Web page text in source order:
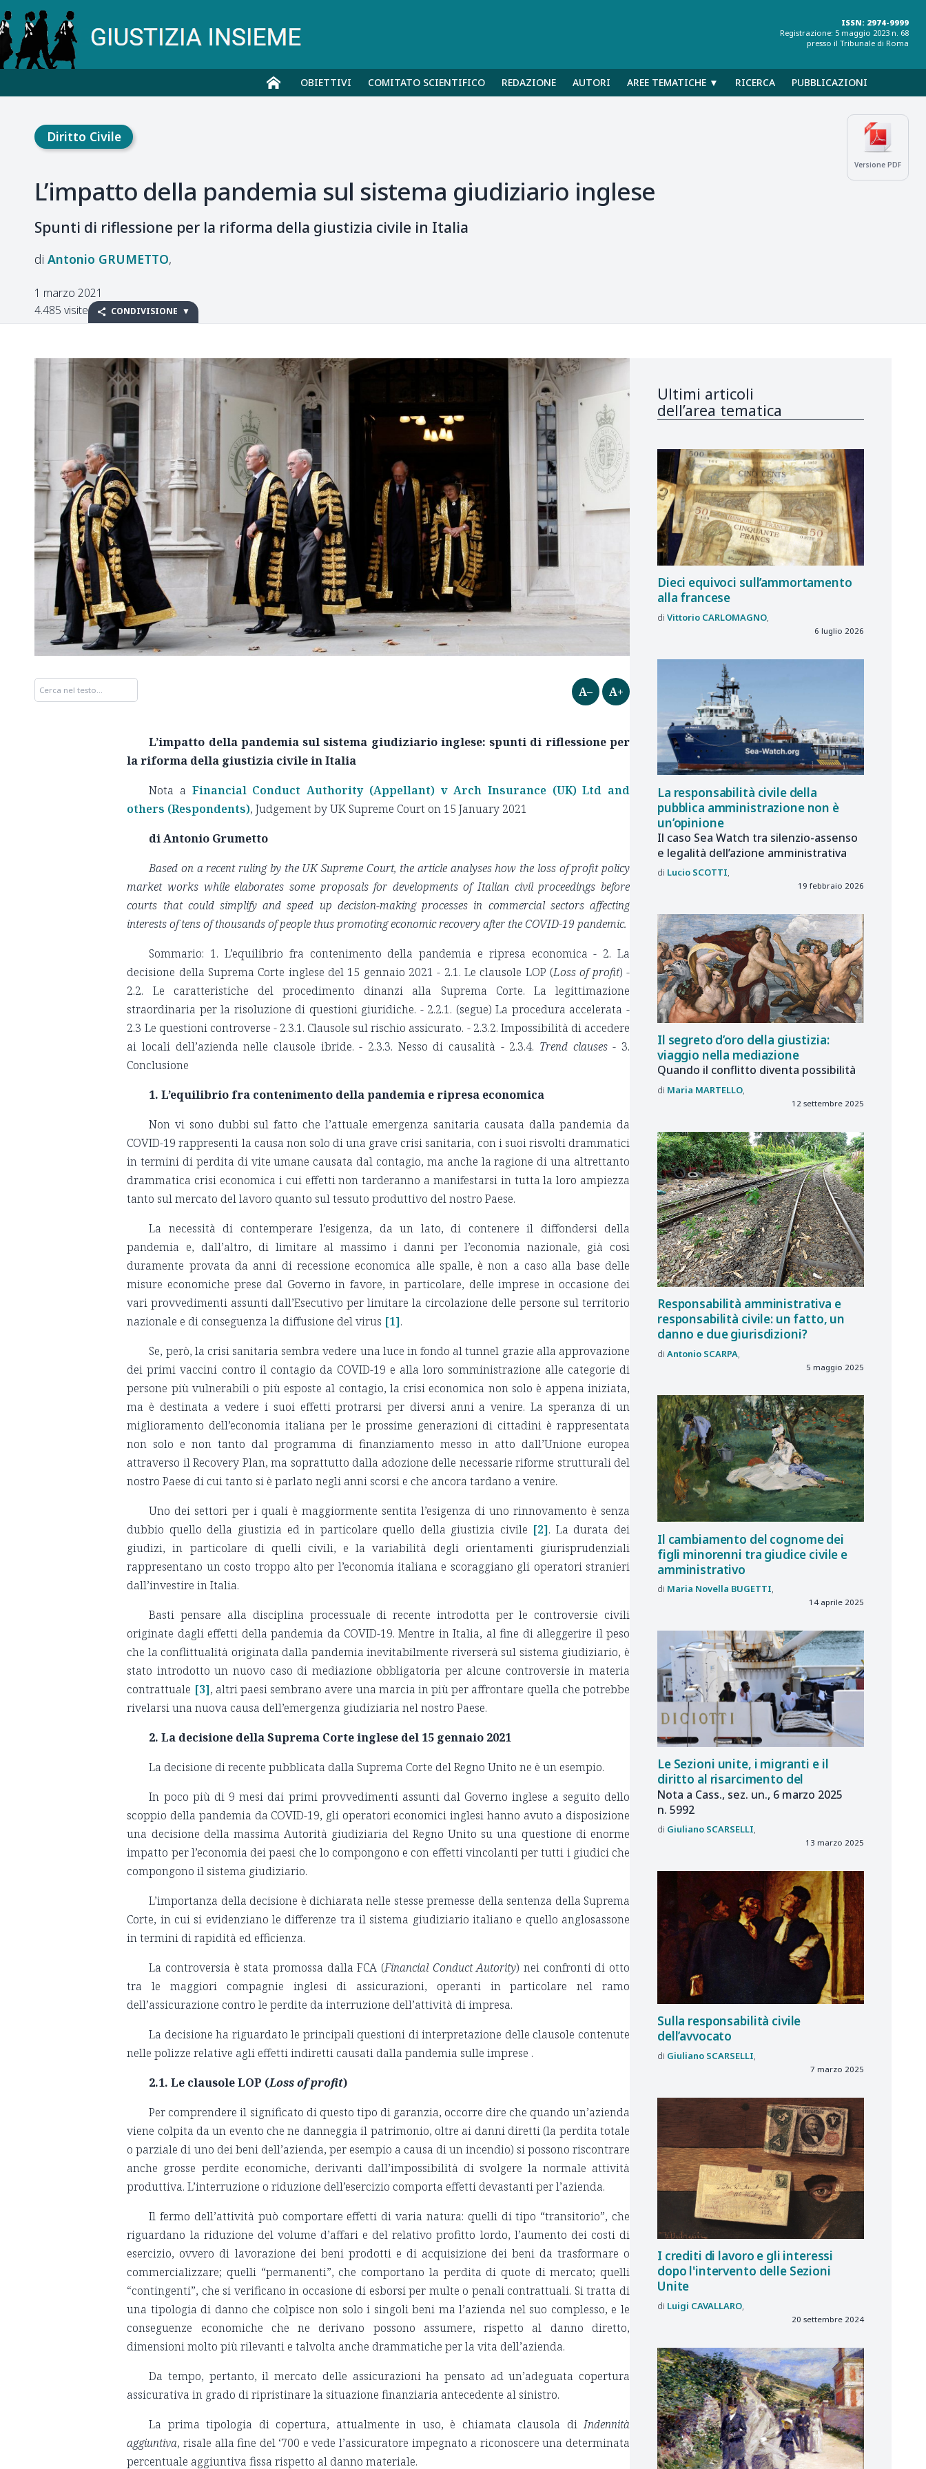
ISSN: 2974-9999
Registrazione: 5 maggio 2023 n. 68
presso il Tribunale di Roma
OBIETTIVI COMITATO SCIENTIFICO REDAZIONE AUTORI AREE TEMATICHE ▼ RICERCA PUBBLICAZIONI
Versione PDF
Diritto Civile
L’impatto della pandemia sul sistema giudiziario inglese
Spunti di riflessione per la riforma della giustizia civile in Italia
Antonio GRUMETTO
1 marzo 2021
4.485 visite
CONDIVISIONE
A– A+
L’impatto della pandemia sul sistema giudiziario inglese: spunti di riflessione per
la riforma della giustizia civile in Italia
Nota a Financial Conduct Authority (Appellant) v Arch Insurance (UK) Ltd and
others (Respondents), Judgement by UK Supreme Court on 15 January 2021
di Antonio Grumetto
Based on a recent ruling by the UK Supreme Court, the article analyses how the loss of profit policy
market works while elaborates some proposals for developments of Italian civil proceedings before
courts that could simplify and speed up decision-making processes in commercial sectors affecting
interests of tens of thousands of people thus promoting economic recovery after the COVID-19 pandemic.
Sommario: 1. L’equilibrio fra contenimento della pandemia e ripresa economica - 2. La
decisione della Suprema Corte inglese del 15 gennaio 2021 - 2.1. Le clausole LOP (Loss of profit) -
2.2. Le caratteristiche del procedimento dinanzi alla Suprema Corte. La legittimazione
straordinaria per la risoluzione di questioni giuridiche. - 2.2.1. (segue) La procedura accelerata -
2.3 Le questioni controverse - 2.3.1. Clausole sul rischio assicurato. - 2.3.2. Impossibilità di accedere
ai locali dell’azienda nelle clausole ibride. - 2.3.3. Nesso di causalità - 2.3.4. Trend clauses- 3.
Conclusione
1. L’equilibrio fra contenimento della pandemia e ripresa economica
Non vi sono dubbi sul fatto che l’attuale emergenza sanitaria causata dalla pandemia da
COVID-19 rappresenti la causa non solo di una grave crisi sanitaria, con i suoi risvolti drammatici
in termini di perdita di vite umane causata dal contagio, ma anche la ragione di una altrettanto
drammatica crisi economica i cui effetti non tarderanno a manifestarsi in tutta la loro ampiezza
tanto sul mercato del lavoro quanto sul tessuto produttivo del nostro Paese.
La necessità di contemperare l’esigenza, da un lato, di contenere il diffondersi della
pandemia e, dall’altro, di limitare al massimo i danni per l’economia nazionale, già così
duramente provata da anni di recessione economica alle spalle, è non a caso alla base delle
misure economiche prese dal Governo in favore, in particolare, delle imprese in occasione dei
vari provvedimenti assunti dall’Esecutivo per limitare la circolazione delle persone sul territorio
nazionale e di conseguenza la diffusione del virus [1].
Se, però, la crisi sanitaria sembra vedere una luce in fondo al tunnel grazie alla approvazione
dei primi vaccini contro il contagio da COVID-19 e alla loro somministrazione alle categorie di
persone più vulnerabili o più esposte al contagio, la crisi economica non solo è appena iniziata,
ma è destinata a vedere i suoi effetti protrarsi per diversi anni a venire. La speranza di un
miglioramento dell’economia italiana per le prossime generazioni di cittadini è rappresentata
non solo e non tanto dal programma di finanziamento messo in atto dall’Unione europea
attraverso il Recovery Plan, ma soprattutto dalla adozione delle necessarie riforme strutturali del
nostro Paese di cui tanto si è parlato negli anni scorsi e che ancora tardano a venire.
Uno dei settori per i quali è maggiormente sentita l’esigenza di uno rinnovamento è senza
dubbio quello della giustizia ed in particolare quello della giustizia civile [2]. La durata dei
giudizi, in particolare di quelli civili, e la variabilità degli orientamenti giurisprudenziali
rappresentano un costo troppo alto per l’economia italiana e scoraggiano gli operatori stranieri
dall’investire in Italia.
Basti pensare alla disciplina processuale di recente introdotta per le controversie civili
originate dagli effetti della pandemia da COVID-19. Mentre in Italia, al fine di alleggerire il peso
che la conflittualità originata dalla pandemia inevitabilmente riverserà sul sistema giudiziario, è
stato introdotto un nuovo caso di mediazione obbligatoria per alcune controversie in materia
contrattuale [3], altri paesi sembrano avere una marcia in più per affrontare quella che potrebbe
rivelarsi una nuova causa dell’emergenza giudiziaria nel nostro Paese.
2. La decisione della Suprema Corte inglese del 15 gennaio 2021
La decisione di recente pubblicata dalla Suprema Corte del Regno Unito ne è un esempio.
In poco più di 9 mesi dai primi provvedimenti assunti dal Governo inglese a seguito dello
scoppio della pandemia da COVID-19, gli operatori economici inglesi hanno avuto a disposizione
una decisione della massima Autorità giudiziaria del Regno Unito su una questione di enorme
impatto per l’economia dei paesi che lo compongono e con effetti vincolanti per tutti i giudici che
compongono il sistema giudiziario.
L’importanza della decisione è dichiarata nelle stesse premesse della sentenza della Suprema
Corte, in cui si evidenziano le differenze tra il sistema giudiziario italiano e quello anglosassone
in termini di rapidità ed efficienza.
La controversia è stata promossa dalla FCA (Financial Conduct Autority) nei confronti di otto
tra le maggiori compagnie inglesi di assicurazioni, operanti in particolare nel ramo
dell’assicurazione contro le perdite da interruzione dell’attività di impresa.
La decisione ha riguardato le principali questioni di interpretazione delle clausole contenute
nelle polizze relative agli effetti indiretti causati dalla pandemia sulle imprese .
2.1. Le clausole LOP (Loss of profit)
Per comprendere il significato di questo tipo di garanzia, occorre dire che quando un’azienda
viene colpita da un evento che ne danneggia il patrimonio, oltre ai danni diretti (la perdita totale
o parziale di uno dei beni dell’azienda, per esempio a causa di un incendio) si possono riscontrare
anche grosse perdite economiche, derivanti dall’impossibilità di svolgere la normale attività
produttiva. L’interruzione o riduzione dell’esercizio comporta effetti devastanti per l’azienda.
Il fermo dell’attività può comportare effetti di varia natura: quelli di tipo “transitorio”, che
riguardano la riduzione del volume d’affari e del relativo profitto lordo, l’aumento dei costi di
esercizio, ovvero di lavorazione dei beni prodotti e di acquisizione dei beni da trasformare o
commercializzare; quelli “permanenti”, che comportano la perdita di quote di mercato; quelli
“contingenti”, che si verificano in occasione di esborsi per multe o penali contrattuali. Si tratta di
una tipologia di danno che colpisce non solo i singoli beni ma l’azienda nel suo complesso, e le
conseguenze economiche che ne derivano possono assumere, rispetto al danno diretto,
dimensioni molto più rilevanti e talvolta anche drammatiche per la vita dell’azienda.
Da tempo, pertanto, il mercato delle assicurazioni ha pensato ad un’adeguata copertura
assicurativa in grado di ripristinare la situazione finanziaria antecedente al sinistro.
La prima tipologia di copertura, attualmente in uso, è chiamata clausola diIndennità
aggiuntiva, risale alla fine del ‘700 e vede l’assicuratore impegnato a riconoscere una determinata
percentuale aggiuntiva fissa rispetto al danno materiale.
Ultimi articoli
dell’area tematica
Dieci equivoci sull’ammortamento
alla francese
Vittorio CARLOMAGNO
6 luglio 2026
La responsabilità civile della
pubblica amministrazione non è
un’opinione
Il caso Sea Watch tra silenzio-assenso
e legalità dell’azione amministrativa
Lucio SCOTTI
19 febbraio 2026
Il segreto d’oro della giustizia:
viaggio nella mediazione
Quando il conflitto diventa possibilità
Maria MARTELLO
12 settembre 2025
Responsabilità amministrativa e
responsabilità civile: un fatto, un
danno e due giurisdizioni?
Antonio SCARPA
5 maggio 2025
Il cambiamento del cognome dei
figli minorenni tra giudice civile e
amministrativo
Maria Novella BUGETTI
14 aprile 2025
Le Sezioni unite, i migranti e il
diritto al risarcimento del
Nota a Cass., sez. un., 6 marzo 2025
n. 5992
Giuliano SCARSELLI
13 marzo 2025
Sulla responsabilità civile
dell’avvocato
Giuliano SCARSELLI
7 marzo 2025
I crediti di lavoro e gli interessi
dopo l'intervento delle Sezioni
Unite
Luigi CAVALLARO
20 settembre 2024